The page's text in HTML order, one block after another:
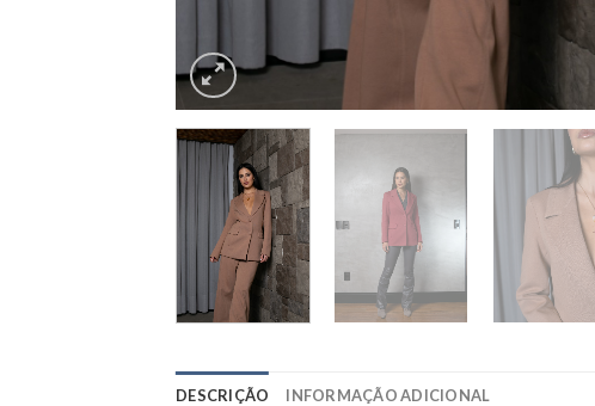
DESCRIÇÃO INFORMAÇÃO ADICIONAL